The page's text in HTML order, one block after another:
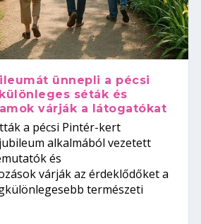
ünnepli a pécsi
séták és
várják a látogatókat
a pécsi Pintér-kert
alkalmából vezetett
és
várják az érdeklődőket a
természeti